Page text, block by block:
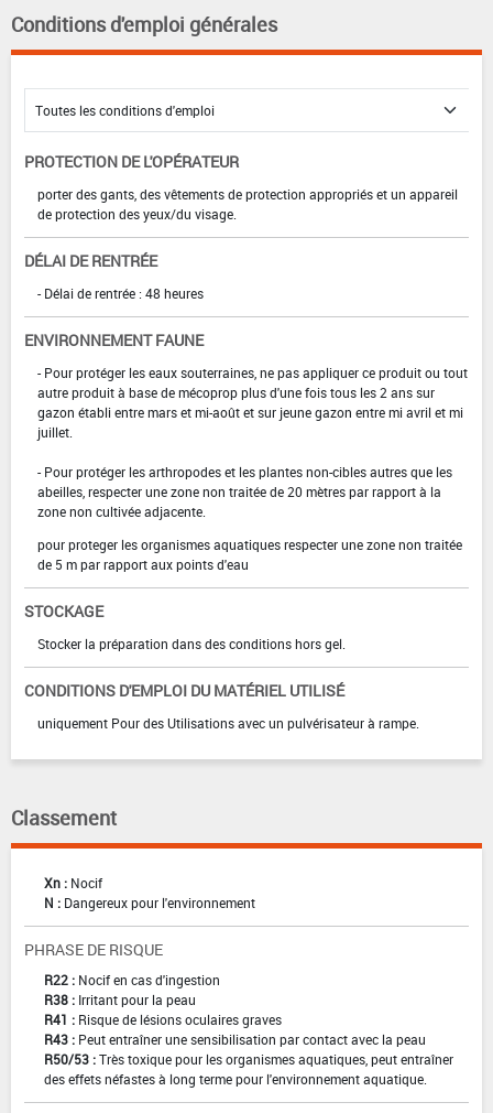
Conditions d'emploi générales
PROTECTION DE L'OPÉRATEUR
porter des gants, des vêtements de protection appropriés et un appareil
de protection des yeux/du visage.
DÉLAI DE RENTRÉE
- Délai de rentrée : 48 heures
ENVIRONNEMENT FAUNE
- Pour protéger les eaux souterraines, ne pas appliquer ce produit ou tout
autre produit à base de mécoprop plus d'une fois tous les 2 ans sur
gazon établi entre mars et mi-août et sur jeune gazon entre mi avril et mi
juillet.
- Pour protéger les arthropodes et les plantes non-cibles autres que les
abeilles, respecter une zone non traitée de 20 mètres par rapport à la
zone non cultivée adjacente.
pour proteger les organismes aquatiques respecter une zone non traitée
de 5 m par rapport aux points d'eau
STOCKAGE
Stocker la préparation dans des conditions hors gel.
CONDITIONS D'EMPLOI DU MATÉRIEL UTILISÉ
uniquement Pour des Utilisations avec un pulvérisateur à rampe.
Classement
Xn : Nocif
N : Dangereux pour l'environnement
PHRASE DE RISQUE
R22 : Nocif en cas d'ingestion
R38 : Irritant pour la peau
R41 : Risque de lésions oculaires graves
R43 : Peut entraîner une sensibilisation par contact avec la peau
R50/53 :Très toxique pour les organismes aquatiques, peut entraîner
des effets néfastes à long terme pour l'environnement aquatique.